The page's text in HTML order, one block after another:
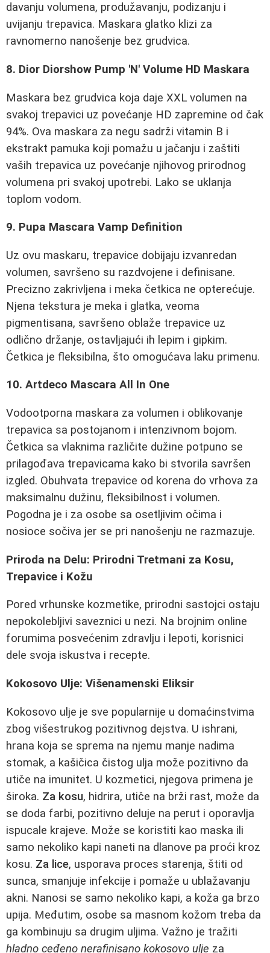
davanju volumena, produžavanju, podizanju i
uvijanju trepavica. Maskara glatko klizi za
ravnomerno nanošenje bez grudvica.
8. Dior Diorshow Pump 'N' Volume HD Maskara
Maskara bez grudvica koja daje XXL volumen na
svakoj trepavici uz povećanje HD zapremine od čak
94%. Ova maskara za negu sadrži vitamin B i
ekstrakt pamuka koji pomažu u jačanju i zaštiti
vaših trepavica uz povećanje njihovog prirodnog
volumena pri svakoj upotrebi. Lako se uklanja
toplom vodom.
9. Pupa Mascara Vamp Definition
Uz ovu maskaru, trepavice dobijaju izvanredan
volumen, savršeno su razdvojene i definisane.
Precizno zakrivljena i meka četkica ne opterećuje.
Njena tekstura je meka i glatka, veoma
pigmentisana, savršeno oblaže trepavice uz
odlično držanje, ostavljajući ih lepim i gipkim.
Četkica je fleksibilna, što omogućava laku primenu.
10. Artdeco Mascara All In One
Vodootporna maskara za volumen i oblikovanje
trepavica sa postojanom i intenzivnom bojom.
Četkica sa vlaknima različite dužine potpuno se
prilagođava trepavicama kako bi stvorila savršen
izgled. Obuhvata trepavice od korena do vrhova za
maksimalnu dužinu, fleksibilnost i volumen.
Pogodna je i za osobe sa osetljivim očima i
nosioce sočiva jer se pri nanošenju ne razmazuje.
Priroda na Delu: Prirodni Tretmani za Kosu,
Trepavice i Kožu
Pored vrhunske kozmetike, prirodni sastojci ostaju
nepokolebljivi saveznici u nezi. Na brojnim online
forumima posvećenim zdravlju i lepoti, korisnici
dele svoja iskustva i recepte.
Kokosovo Ulje: Višenamenski Eliksir
Kokosovo ulje je sve popularnije u domaćinstvima
zbog višestrukog pozitivnog dejstva. U ishrani,
hrana koja se sprema na njemu manje nadima
stomak, a kašičica čistog ulja može pozitivno da
utiče na imunitet. U kozmetici, njegova primena je
široka. Za kosu, hidrira, utiče na brži rast, može da
se doda farbi, pozitivno deluje na perut i oporavlja
ispucale krajeve. Može se koristiti kao maska ili
samo nekoliko kapi naneti na dlanove pa proći kroz
kosu. Za lice, usporava proces starenja, štiti od
sunca, smanjuje infekcije i pomaže u ublažavanju
akni. Nanosi se samo nekoliko kapi, a koža ga brzo
upija. Međutim, osobe sa masnom kožom treba da
ga kombinuju sa drugim uljima. Važno je tražiti
hladno ceđeno nerafinisano kokosovo ulje za